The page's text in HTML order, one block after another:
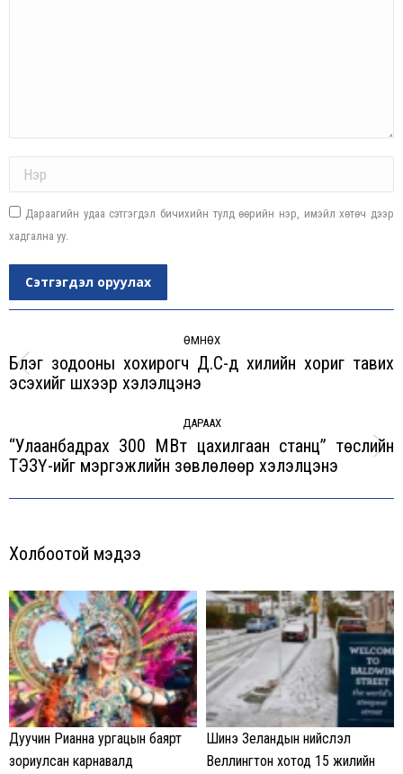
Дараагийн удаа сэтгэгдэл бичихийн тулд өөрийн нэр, имэйл хөтөч дээр
хадгална уу.
Сэтгэгдэл оруулах
ӨМНӨХ
Previous
Бүлэг зодооны хохирогч Д.С-д хилийн хориг тавих
эсэхийг шүүхээр хэлэлцэнэ
ДАРААХ
Next
post:
“Улаанбадрах 300 МВт цахилгаан станц” төслийн
ТЭЗҮ-ийг мэргэжлийн зөвлөлөөр хэлэлцэнэ
Холбоотой мэдээ
Дуучин Рианна ургацын баярт
зориулсан карнавалд
Шинэ Зеландын нийслэл
Веллингтон хотод 15 жилийн